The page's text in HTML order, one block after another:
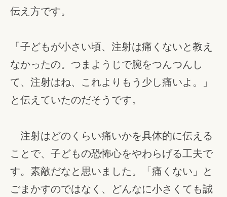
伝え方です。
「子どもが小さい頃、注射は痛くないと教え
なかったの。つまようじで腕をつんつんし
て、注射はね、これよりもう少し痛いよ。」
と伝えていたのだそうです。
注射はどのくらい痛いかを具体的に伝える
ことで、子どもの恐怖心をやわらげる工夫で
す。素敵だなと思いました。「痛くない」と
ごまかすのではなく、どんなに小さくても誠